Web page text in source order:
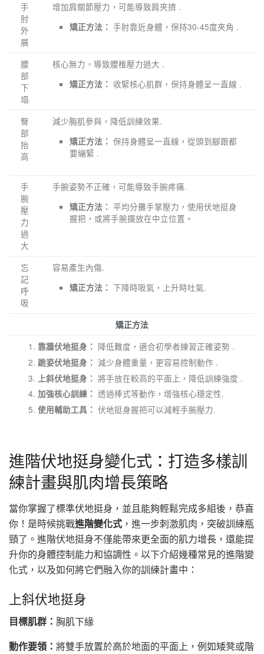
手
肘
外
展
增加肩關節壓力，可能導致肩夾擠 .
矯正方法： 手肘靠近身體，保持30-45度夾角 .
腰
部
下
塌
核心無力，導致腰椎壓力過大 .
矯正方法： 收緊核心肌群，保持身體呈一直線 .
臀
部
抬
高
減少胸肌參與，降低訓練效果.
矯正方法： 保持身體呈一直線，從頭到腳跟都
要繃緊 .
手
腕
壓
力
過
大
手腕姿勢不正確，可能導致手腕疼痛.
矯正方法： 平均分攤手掌壓力，使用伏地挺身
握把，或將手腕擺放在中立位置。
忘
記
呼
吸
容易產生內傷.
矯正方法： 下降時吸氣，上升時吐氣.
矯正方法
靠牆伏地挺身： 降低難度，適合初學者練習正確姿勢 .
跪姿伏地挺身： 減少身體重量，更容易控制動作 .
上斜伏地挺身： 將手放在較高的平面上，降低訓練強度 .
加強核心訓練： 透過棒式等動作，增強核心穩定性.
使用輔助工具： 伏地挺身握把可以減輕手腕壓力.
進階伏地挺身變化式：打造多樣訓
練計畫與肌肉增長策略
當你掌握了標準伏地挺身，並且能夠輕鬆完成多組後，恭喜
你！是時候挑戰進階變化式 ，進一步刺激肌肉，突破訓練瓶
頸了。進階伏地挺身不僅能帶來更全面的肌力增長，還能提
升你的身體控制能力和協調性。以下介紹幾種常見的進階變
化式，以及如何將它們融入你的訓練計畫中：
上斜伏地挺身
目標肌群： 胸肌下緣
動作要領： 將雙手放置於高於地面的平面上，例如矮凳或階